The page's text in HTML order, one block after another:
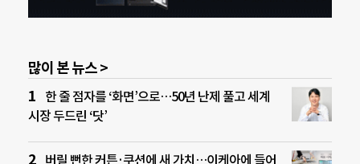
많이 본 뉴스 >
한 줄 점자를 ‘화면’으로…50년 난제 풀고 세계
시장 두드린 ‘닷’
버릴 뻔한 커튼·쿠션에 새 가치…이케아에 들어